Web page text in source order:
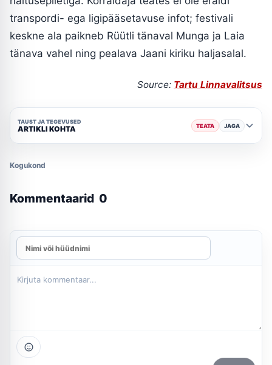
transpordi- ega ligipääsetavuse infot; festivali
keskne ala paikneb Rüütli tänaval Munga ja Laia
tänava vahel ning pealava Jaani kiriku haljasalal.
Source: Tartu Linnavalitsus
TAUST JA TEGEVUSED
ARTIKLI KOHTA TEATA JAGA
Kogukond
Kommentaarid 0